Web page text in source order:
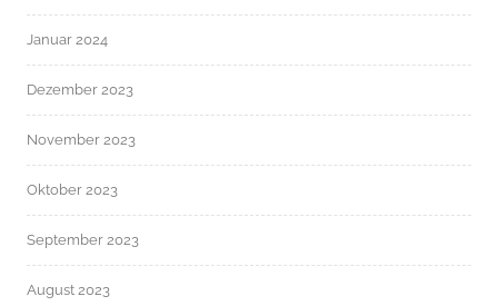
Januar 2024
Dezember 2023
November 2023
Oktober 2023
September 2023
August 2023